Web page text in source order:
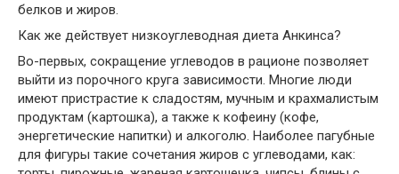
белков и жиров.
Как же действует низкоуглеводная диета Анкинса?
Во-первых, сокращение углеводов в рационе позволяет
выйти из порочного круга зависимости. Многие люди
имеют пристрастие к сладостям, мучным и крахмалистым
продуктам (картошка), а также к кофеину (кофе,
энергетические напитки) и алкоголю. Наиболее пагубные
для фигуры такие сочетания жиров с углеводами, как: